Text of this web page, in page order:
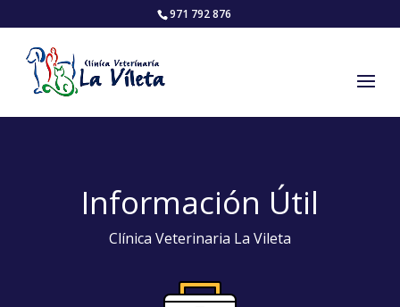
971 792 876
Información Útil
Clínica Veterinaria La Vileta